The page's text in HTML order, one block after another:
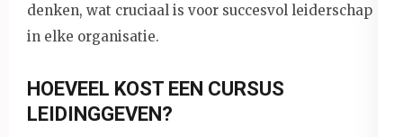
denken, wat cruciaal is voor succesvol leiderschap
in elke organisatie.
HOEVEEL KOST EEN CURSUS
LEIDINGGEVEN?